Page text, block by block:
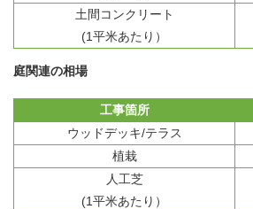
土間コンクリート
(1平米あたり）
庭関連の相場
工事箇所
ウッドデッキ/テラス
植栽
人工芝
(1平米あたり）